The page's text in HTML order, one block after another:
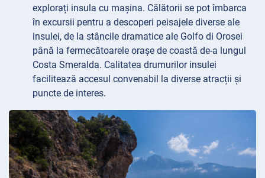
explorați insula cu mașina. Călătorii se pot îmbarca
în excursii pentru a descoperi peisajele diverse ale
insulei, de la stâncile dramatice ale Golfo di Orosei
până la fermecătoarele orașe de coastă de-a lungul
Costa Smeralda. Calitatea drumurilor insulei
facilitează accesul convenabil la diverse atracții și
puncte de interes.